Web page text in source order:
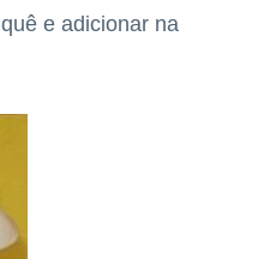
e adicionar na